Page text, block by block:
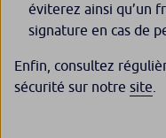
éviterez ainsi qu’un
signature en cas de
Enfin, consultez
sécurité sur notre site